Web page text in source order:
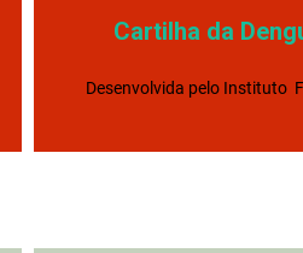
Cartilha da
Desenvolvida pelo Instituto